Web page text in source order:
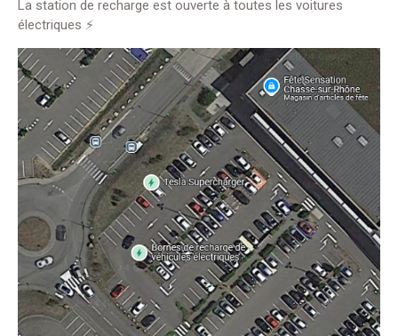
La station de recharge est ouverte à toutes les voitures
électriques ⚡️